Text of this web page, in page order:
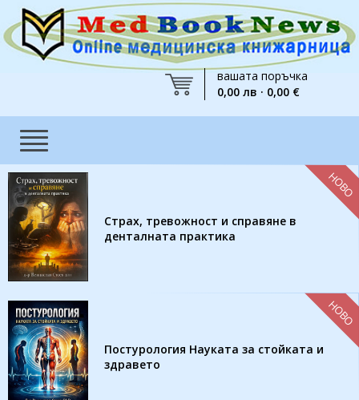
вашата поръчка
0,00 лв · 0,00 €
Страх, тревожност и справяне в
денталната практика
НОВО
Постурология Науката за стойката и
здравето
НОВО